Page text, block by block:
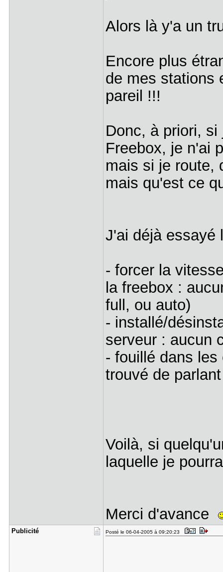
Alors là y'a un
Encore plus
de mes stations
pareil !!!
Donc, à priori,
Freebox, je n'ai
mais si je route,
mais qu'est ce
J'ai déjà essayé
- forcer la
la freebox :
full, ou auto)
- installé/
serveur : aucun
- fouillé dans
trouvé de parlant
Voilà, si
laquelle je
Merci d'avance
Publicité Posté le 06-04-2005 à 09:20:23